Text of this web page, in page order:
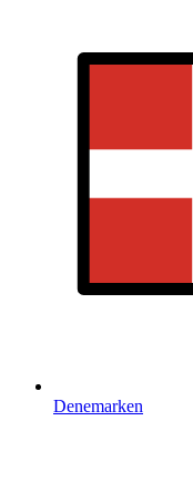
Denemarken